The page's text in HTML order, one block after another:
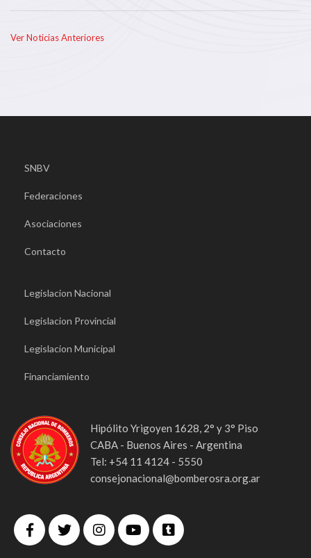
Ver Noticias Anteriores
SNBV
Federaciones
Asociaciones
Contacto
Legislacion Nacional
Legislacion Provincial
Legislacion Municipal
Financiamiento
Hipólito Yrigoyen 1628, 2° y 3° Piso
CABA - Buenos Aires - Argentina
Tel: +54 11 4124 - 5550
consejonacional@bomberosra.org.ar